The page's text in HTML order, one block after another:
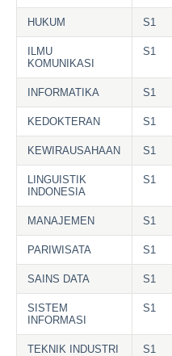
HUKUM S1
ILMU
KOMUNIKASI
S1
INFORMATIKA S1
KEDOKTERAN S1
KEWIRAUSAHAAN S1
LINGUISTIK
INDONESIA
S1
MANAJEMEN S1
PARIWISATA S1
SAINS DATA S1
SISTEM
INFORMASI
S1
TEKNIK INDUSTRI S1